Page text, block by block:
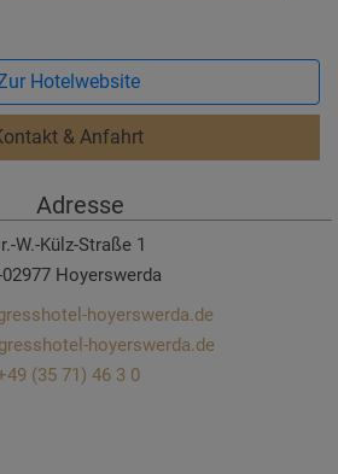
Hotelwebsite
& Anfahrt
Adresse
W.-Külz-Straße 1
02977 Hoyerswerda
hoyerswerda.de
hoyerswerda.de
(35 71) 46 3 0